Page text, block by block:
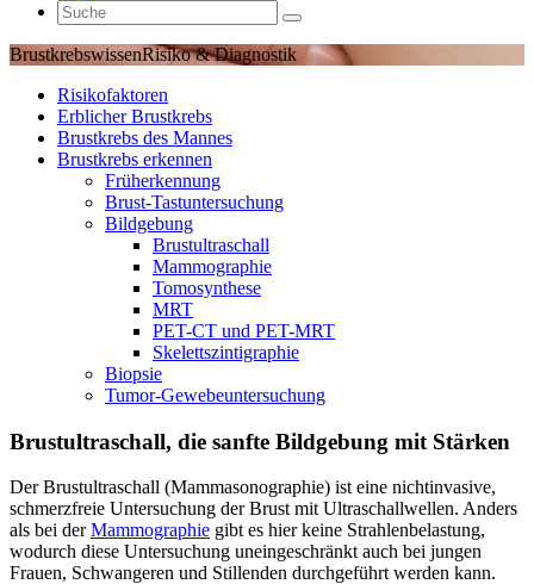
BrustkrebswissenRisiko & Diagnostik
Risikofaktoren
Erblicher Brustkrebs
Brustkrebs des Mannes
Brustkrebs erkennen
Früherkennung
Brust-Tastuntersuchung
Bildgebung
Brustultraschall
Mammographie
Tomosynthese
MRT
PET-CT und PET-MRT
Skelettszintigraphie
Biopsie
Tumor-Gewebeuntersuchung
Brustultraschall, die sanfte Bildgebung mit Stärken
Der Brustultraschall (Mammasonographie) ist eine nichtinvasive,
schmerzfreie Untersuchung der Brust mit Ultraschallwellen. Anders
als bei derMammographie gibt es hier keine Strahlenbelastung,
wodurch diese Untersuchung uneingeschränkt auch bei jungen
Frauen, Schwangeren und Stillenden durchgeführt werden kann.